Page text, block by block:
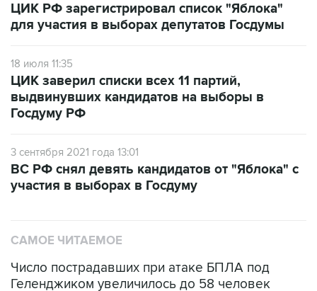
ЦИК РФ зарегистрировал список "Яблока"
для участия в выборах депутатов Госдумы
18 июля 11:35
ЦИК заверил списки всех 11 партий,
выдвинувших кандидатов на выборы в
Госдуму РФ
3 сентября 2021 года 13:01
ВС РФ снял девять кандидатов от "Яблока" с
участия в выборах в Госдуму
САМОЕ ЧИТАЕМОЕ
Число пострадавших при атаке БПЛА под
Геленджиком увеличилось до 58 человек